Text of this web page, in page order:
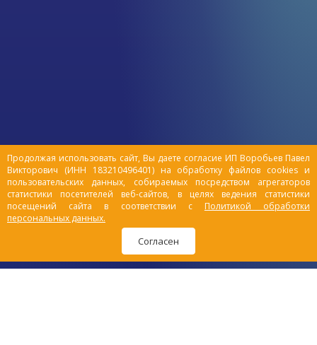
Продолжая использовать сайт, Вы даете согласие ИП Воробьев Павел
Викторович (ИНН 183210496401) на обработку файлов cookies и
пользовательских данных, собираемых посредством агрегаторов
статистики посетителей веб-сайтов, в целях ведения статистики
посещений сайта в соответствии с Политикой обработки
персональных данных.
Согласен
сложно назвать надежным защитником.
Потому особенно важно правильно
соблюдать гигиену домашних животных,
ведь от этого зависит не только их
здоровье, но и Ваше.